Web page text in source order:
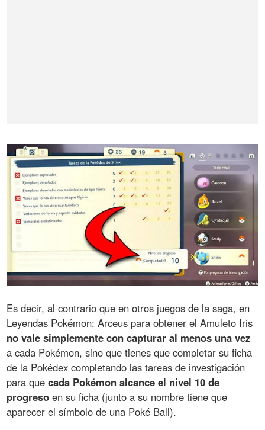
Es decir, al contrario que en otros juegos de la saga, en
Leyendas Pokémon: Arceus para obtener el Amuleto Iris
no vale simplemente con capturar al menos una vez
a cada Pokémon, sino que tienes que completar su ficha
de la Pokédex completando las tareas de investigación
para quecada Pokémon alcance el nivel 10 de
progreso en su ficha (junto a su nombre tiene que
aparecer el símbolo de una Poké Ball).